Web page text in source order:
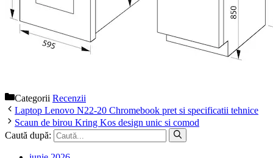
Categorii Recenzii
Laptop Lenovo N22-20 Chromebook pret si specificatii tehnice
Scaun de birou Kring Kos design unic si comod
Caută după: